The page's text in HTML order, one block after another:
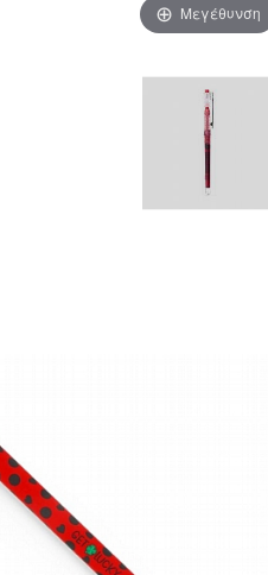
Μεγέθυνση